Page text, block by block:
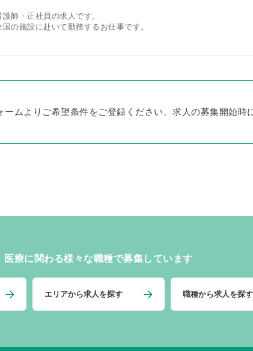
師・正社員の求人です。
の施設に赴いて勤務するお仕事です。
ームよりご希望条件をご登録ください。求人の募集開始時
医療に関わる様々な職種で募集しています
エリアから求人を探す 職種から求人を探す